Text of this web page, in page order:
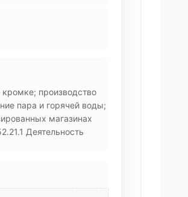
производство
пара и горячей воды;
магазинах
Деятельность